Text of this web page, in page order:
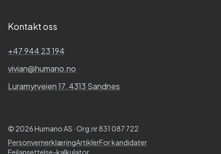
Kontakt oss
+47 944 23 194
vivian@humano.no
Luramyrveien 17, 4313 Sandnes
© 2026 Humano AS · Org.nr 831 087 722
PersonvernerklæringArtiklerFor kandidater
Feilansettelse-kalkulator